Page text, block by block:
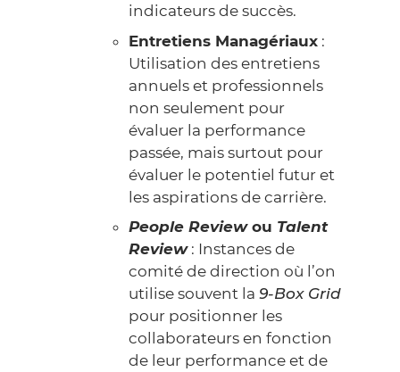
indicateurs de succès.
Entretiens Managériaux :
Utilisation des entretiens
annuels et professionnels
non seulement pour
évaluer la performance
passée, mais surtout pour
évaluer le potentiel futur et
les aspirations de carrière.
People Reviewou Talent
Review: Instances de
comité de direction où l’on
utilise souvent la 9-Box Grid
pour positionner les
collaborateurs en fonction
de leur performance et de